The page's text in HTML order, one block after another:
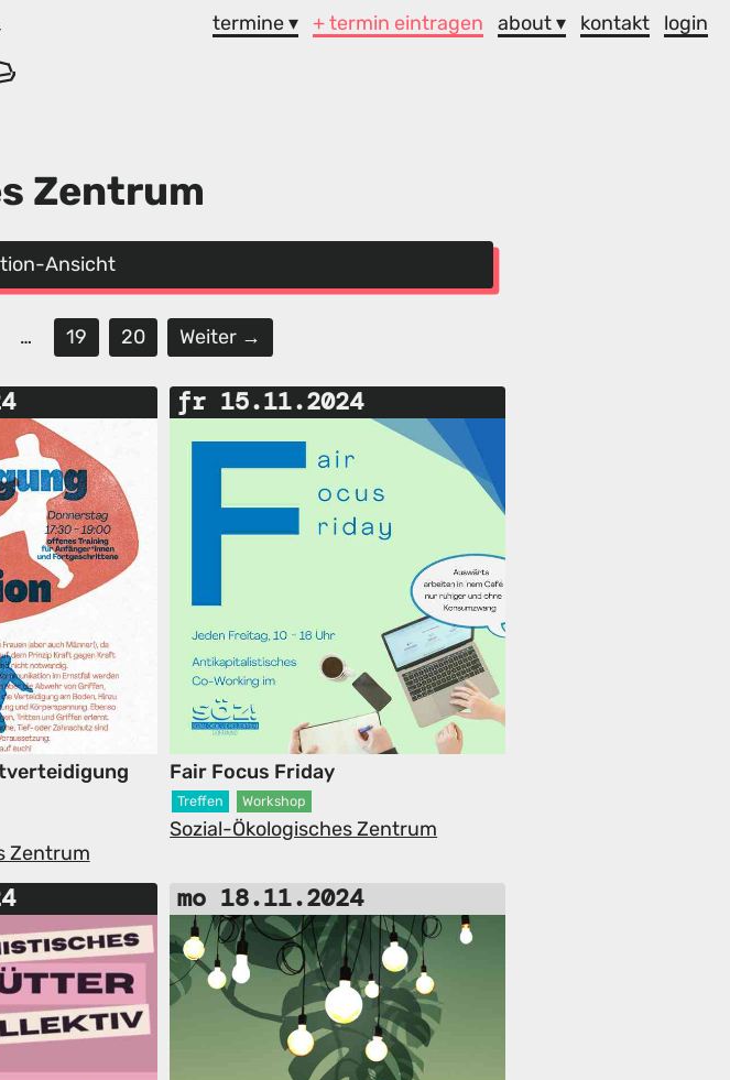
termine ▾ + termin eintragen about ▾ kontakt login
Zentrum
Ansicht
… 19 20 Weiter →
Zentrum
fr 15.11.2024
Fair Focus Friday
Treffen Workshop
Sozial-Ökologisches Zentrum
mo 18.11.2024